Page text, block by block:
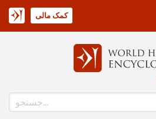
کمک مالی